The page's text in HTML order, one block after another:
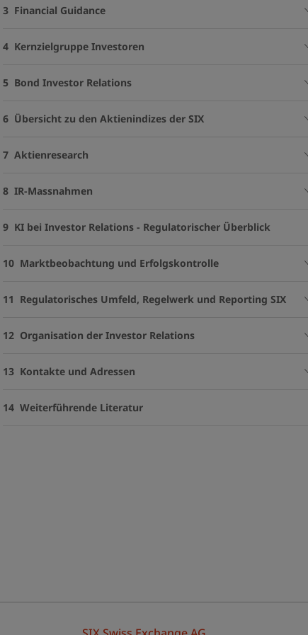
3 Financial Guidance
4 Kernzielgruppe Investoren
5 Bond Investor Relations
6 Übersicht zu den Aktienindizes der SIX
7 Aktienresearch
8 IR-Massnahmen
9 KI bei Investor Relations - Regulatorischer Überblick
10 Marktbeobachtung und Erfolgskontrolle
11 Regulatorisches Umfeld, Regelwerk und Reporting SIX
12 Organisation der Investor Relations
13 Kontakte und Adressen
14 Weiterführende Literatur